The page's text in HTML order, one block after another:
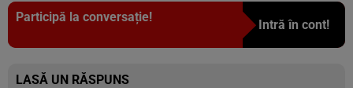
Participă la conversație!
Intră în cont!
LASĂ UN RĂSPUNS